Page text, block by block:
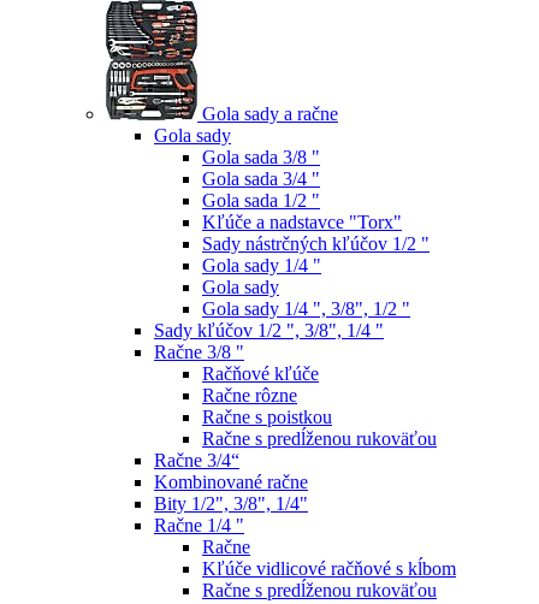
Gola sady a račne
Gola sady
Gola sada 3/8 "
Gola sada 3/4 "
Gola sada 1/2 "
Kľúče a nadstavce "Torx"
Sady nástrčných kľúčov 1/2 "
Gola sady 1/4 "
Gola sady
Gola sady 1/4 ", 3/8", 1/2 "
Sady kľúčov 1/2 ", 3/8", 1/4 "
Račne 3/8 "
Račňové kľúče
Račne rôzne
Račne s poistkou
Račne s predĺženou rukoväťou
Račne 3/4“
Kombinované račne
Bity 1/2", 3/8", 1/4"
Račne 1/4 "
Račne
Kľúče vidlicové račňové s kĺbom
Račne s predĺženou rukoväťou